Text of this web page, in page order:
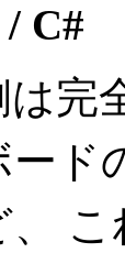
C#
は完
ード
、